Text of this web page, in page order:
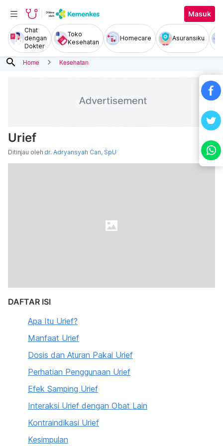
Masuk
Chat
dengan
Dokter
Toko
Kesehatan
Homecare Asuransiku
search Home Kesehatan
Urief
Ditinjau oleh dr. Adryansyah Can, SpU
DAFTAR ISI
Apa Itu Urief?
Manfaat Urief
Dosis dan Aturan Pakai Urief
Perhatian Penggunaan Urief
Efek Samping Urief
Interaksi Urief dengan Obat Lain
Kontraindikasi Urief
Kesimpulan